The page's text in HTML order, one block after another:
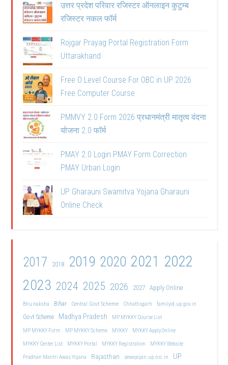
उत्तर प्रदेश परिवार रजिस्टर ऑनलाइन कुटुम्ब
रजिस्टर नकल फॉर्म
Rojgar Prayag Portal Registration Form
Uttarakhand
Free O Level Course For OBC in UP 2026
Free Computer Course
PMMVY 2.0 Form 2026 प्रधानमंत्री मातृत्व वंदना
योजना 2.0 फॉर्म
PMAY 2.0 Login PMAY Form Correction
PMAY Urban Login
UP Gharauni Swamitva Yojana Gharauni
Online Check
2017 2018 2019 2020 2021 2022
2023 2024 2025 2026 2027 Apply Online
Bhu naksha Bihar Central Govt Scheme Chhattisgarh familyid.up.gov.in
Govt Scheme Madhya Pradesh
MP MYKKY Course List
MP MYKKY Form
MP MYKKY Scheme MYKKY
MYKKY Apply Online
MYKKY Center List
MYKKY Portal MYKKY Registration
MYKKY Website
Pradhan Mantri Awas Yojana
Rajasthan sewayojan.up.nic.in UP